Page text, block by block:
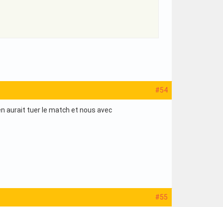
#54
aurait tuer le match et nous avec
#55